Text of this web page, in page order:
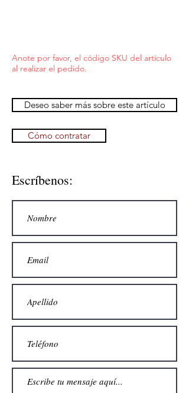
Anote por favor, el código SKU del artículo
al realizar el pedido.
Deseo saber más sobre este artículo
Cómo contratar
Escríbenos: